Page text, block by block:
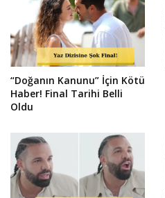
“Doğanın Kanunu” İçin Kötü
Haber! Final Tarihi Belli
Oldu